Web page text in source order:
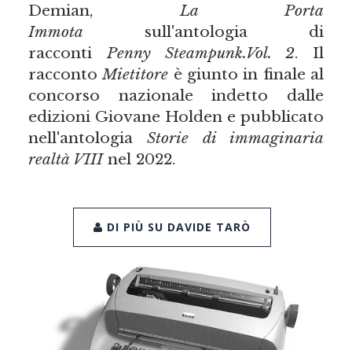
Demian,La Porta
Immota sull'antologia di
raccontiPenny Steampunk.Vol. 2. Il
raccontoMietitore è giunto in finale al
concorso nazionale indetto dalle
edizioni Giovane Holden e pubblicato
nell'antologiaStorie di immaginaria
realtà VIIInel 2022.
DI PIÙ SU DAVIDE TARÒ